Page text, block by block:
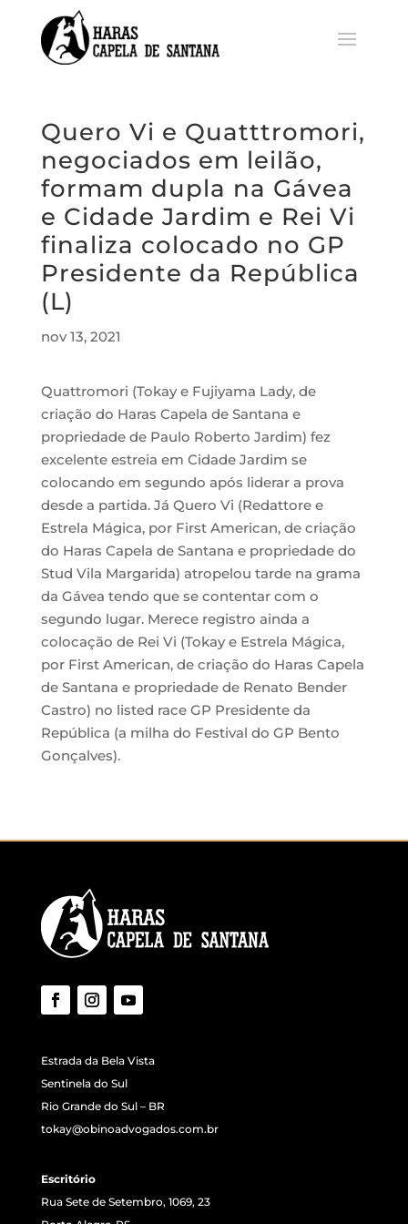
Quero Vi e Quatttromori,
negociados em leilão,
formam dupla na Gávea
e Cidade Jardim e Rei Vi
finaliza colocado no GP
Presidente da República
(L)
nov 13, 2021
Quattromori (Tokay e Fujiyama Lady, de
criação do Haras Capela de Santana e
propriedade de Paulo Roberto Jardim) fez
excelente estreia em Cidade Jardim se
colocando em segundo após liderar a prova
desde a partida. Já Quero Vi (Redattore e
Estrela Mágica, por First American, de criação
do Haras Capela de Santana e propriedade do
Stud Vila Margarida) atropelou tarde na grama
da Gávea tendo que se contentar com o
segundo lugar. Merece registro ainda a
colocação de Rei Vi (Tokay e Estrela Mágica,
por First American, de criação do Haras Capela
de Santana e propriedade de Renato Bender
Castro) no listed race GP Presidente da
República (a milha do Festival do GP Bento
Gonçalves).
Estrada da Bela Vista
Sentinela do Sul
Rio Grande do Sul – BR
tokay@obinoadvogados.com.br
Escritório
Rua Sete de Setembro, 1069, 23